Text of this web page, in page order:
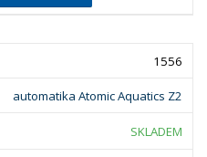
1556
automatika Atomic Aquatics Z2
SKLADEM